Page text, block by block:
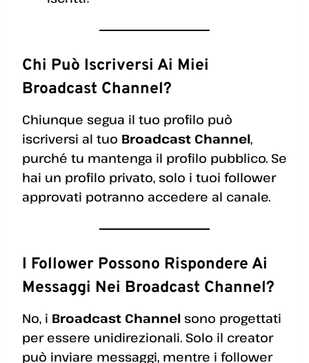
Chi Può Iscriversi Ai Miei
Broadcast Channel?
Chiunque segua il tuo profilo può
iscriversi al tuo Broadcast Channel,
purché tu mantenga il profilo pubblico. Se
hai un profilo privato, solo i tuoi follower
approvati potranno accedere al canale.
I Follower Possono Rispondere Ai
Messaggi Nei Broadcast Channel?
No, i Broadcast Channel sono progettati
per essere unidirezionali. Solo il creator
può inviare messaggi, mentre i follower